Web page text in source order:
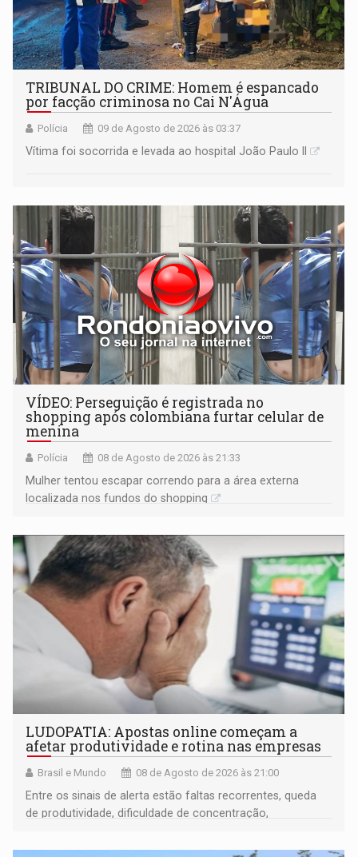
TRIBUNAL DO CRIME: Homem é espancado
por facção criminosa no Cai N'Água
Polícia 09 de Agosto de 2026 às 03:37
Vítima foi socorrida e levada ao hospital João Paulo II
VÍDEO: Perseguição é registrada no
shopping após colombiana furtar celular de
menina
Polícia 08 de Agosto de 2026 às 21:33
Mulher tentou escapar correndo para a área externa
localizada nos fundos do shopping
LUDOPATIA: Apostas online começam a
afetar produtividade e rotina nas empresas
Brasil e Mundo 08 de Agosto de 2026 às 21:00
Entre os sinais de alerta estão faltas recorrentes, queda
de produtividade, dificuldade de concentração,